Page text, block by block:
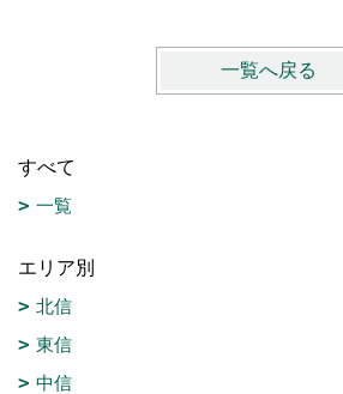
一覧へ戻る
すべて
一覧
エリア別
北信
東信
中信